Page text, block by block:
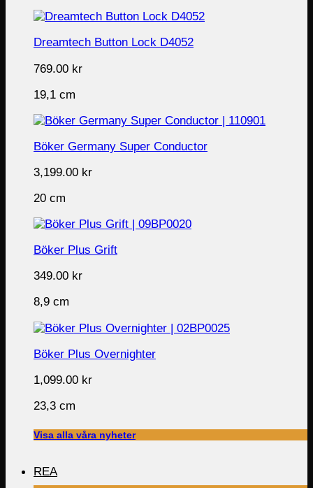
Dreamtech Button Lock D4052
769.00 kr
19,1 cm
Böker Germany Super Conductor
3,199.00 kr
20 cm
Böker Plus Grift
349.00 kr
8,9 cm
Böker Plus Overnighter
1,099.00 kr
23,3 cm
Visa alla våra nyheter
REA